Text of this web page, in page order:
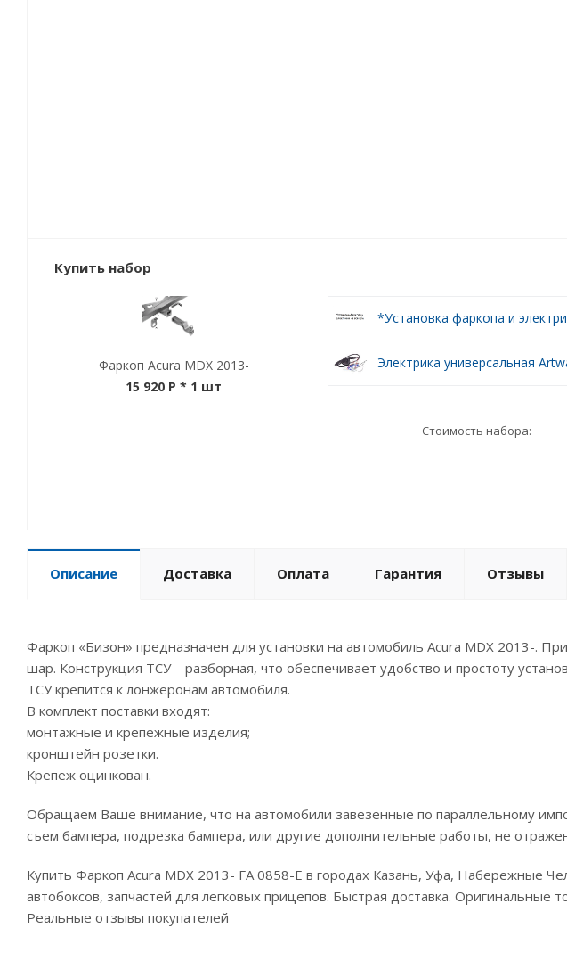
Купить набор
Фаркоп Acura MDX 2013-
15 920 P * 1 шт
*Установка фаркопа и
Электрика универсальная
Стоимость набора:
Описание Доставка Оплата Гарантия Отзывы
Фаркоп «Бизон» предназначен для установки на автомобиль Acura MDX 2013-.
шар. Конструкция ТСУ – разборная, что обеспечивает удобство и простоту
ТСУ крепится к лонжеронам автомобиля.
В комплект поставки входят:
монтажные и крепежные изделия;
кронштейн розетки.
Крепеж оцинкован.
Обращаем Ваше внимание, что на автомобили завезенные по параллельному
съем бампера, подрезка бампера, или другие дополнительные работы, не
Купить Фаркоп Acura MDX 2013- FA 0858-E в городах Казань, Уфа, Набережные
автобоксов, запчастей для легковых прицепов. Быстрая доставка.
Реальные отзывы покупателей